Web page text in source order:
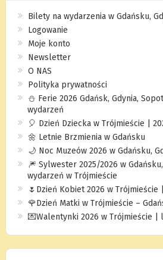
Bilety na wydarzenia w Gdańsku,
Logowanie
Moje konto
Newsletter
O NAS
Polityka prywatności
⛄️ Ferie 2026 Gdańsk, Gdynia,
wydarzeń
🎈 Dzień Dziecka w Trójmieście |
🌼 Letnie Brzmienia w Gdańsku
🌙 Noc Muzeów 2026 w Gdańsku,
🎆 Sylwester 2025/2026 w
wydarzeń w Trójmieście
🌷Dzień Kobiet 2026 w
🌹Dzień Matki w Trójmieście –
💌Walentynki 2026 w Trójmieście |